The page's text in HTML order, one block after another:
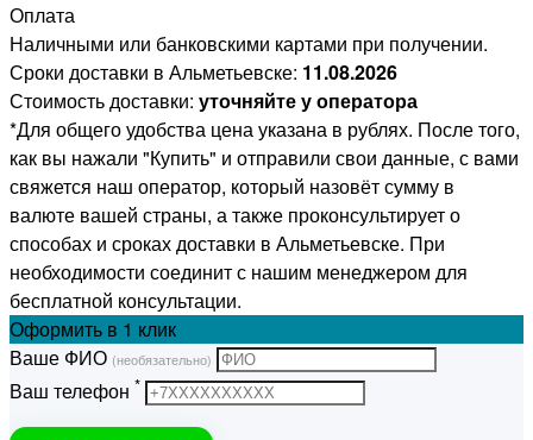
Оплата
Наличными или банковскими картами при получении.
Сроки доставки в Альметьевске: 11.08.2026
Стоимость доставки: уточняйте у оператора
*Для общего удобства цена указана в рублях. После того,
как вы нажали "Купить" и отправили свои данные, с вами
свяжется наш оператор, который назовёт сумму в
валюте вашей страны, а также проконсультирует о
способах и сроках доставки в Альметьевске. При
необходимости соединит с нашим менеджером для
бесплатной консультации.
Оформить в 1 клик
Ваше ФИО (необязательно)
Ваш телефон *